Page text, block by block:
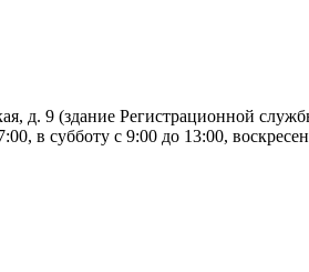
д. 9 (здание Регистрационной
в субботу с 9:00 до 13:00,